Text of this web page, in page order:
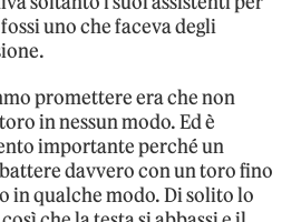
uno che faceva degli
promettere era che non
in nessun modo. Ed è
importante perché un
davvero con un toro fino
in qualche modo. Di solito lo